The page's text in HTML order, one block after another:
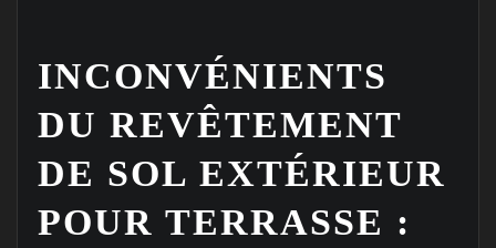
INCONVÉNIENTS
DU REVÊTEMENT
DE SOL EXTÉRIEUR
POUR TERRASSE :